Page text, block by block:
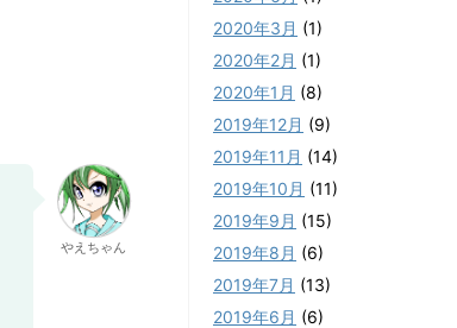
やえちゃん
2020年3月 (1)
2020年2月 (1)
2020年1月 (8)
2019年12月 (9)
2019年11月 (14)
2019年10月 (11)
2019年9月 (15)
2019年8月 (6)
2019年7月 (13)
2019年6月 (6)